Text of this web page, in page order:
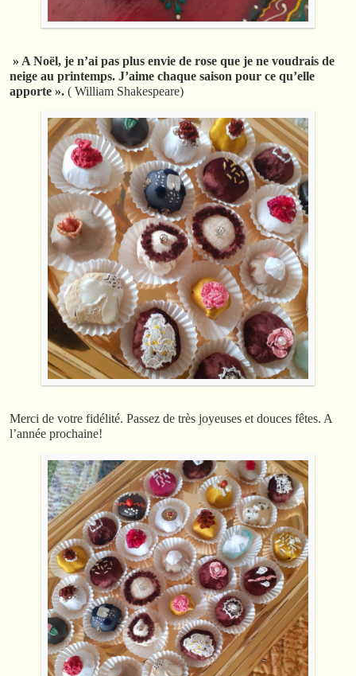
» A Noël, je n’ai pas plus envie de rose que je ne voudrais de
neige au printemps. J’aime chaque saison pour ce qu’elle
apporte ». ( William Shakespeare)
Merci de votre fidélité. Passez de très joyeuses et douces fêtes. A
l’année prochaine!